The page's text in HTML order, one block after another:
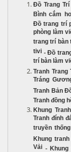
Đồ Trang
Bình cắm
Đồ trang trí
phòng làm
trang trí bàn
tivi -Đồ
trí bàn làm
Tranh Trang
Tráng
Tranh Bản
Tranh đồng
Khung
Tranh đính
truyền thống
Khung
Vải -Khung